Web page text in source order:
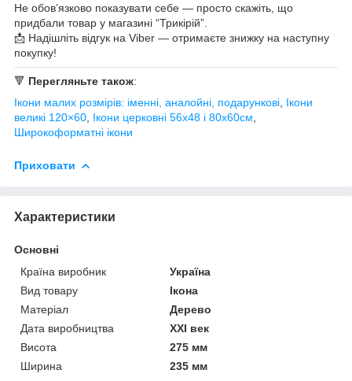
Не обов’язково показувати себе — просто скажіть, що
придбали товар у магазині “Трикірій”.
📩 Надішліть відгук на Viber — отримаєте знижку на наступну
покупку!
🔻 Перегляньте також:
Ікони малих розмірів: іменні, аналойні, подарункові Ікони
великі 120×60 Ікони церковні 56х48 і 80х60см
Широкоформатні ікони
Приховати
Характеристики
Основні
Країна виробник
Україна
Вид товару
Ікона
Матеріал
Дерево
Дата виробництва
XXI век
Висота
275 мм
Ширина
235 мм